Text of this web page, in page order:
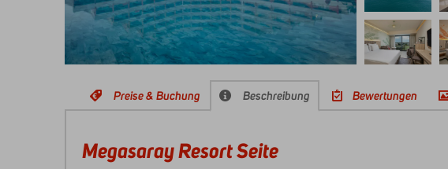
Preise & Buchung Beschreibung Bewertungen
Megasaray Resort Seite